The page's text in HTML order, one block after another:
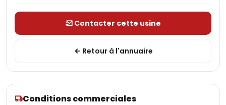
Contacter cette usine
Retour à l'annuaire
Conditions commerciales